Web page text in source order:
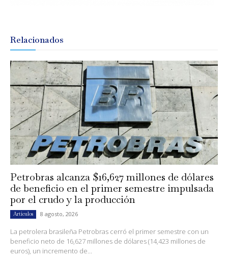
Relacionados
Petrobras alcanza $16,627 millones de dólares
de beneficio en el primer semestre impulsada
por el crudo y la producción
Artículos 8 agosto, 2026
La petrolera brasileña Petrobras cerró el primer semestre con un
beneficio neto de 16,627 millones de dólares (14,423 millones de
euros), un incremento de...